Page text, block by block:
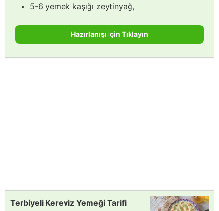
5-6 yemek kaşığı zeytinyağ,
Hazırlanışı İçin Tıklayın
Terbiyeli Kereviz Yemeği Tarifi